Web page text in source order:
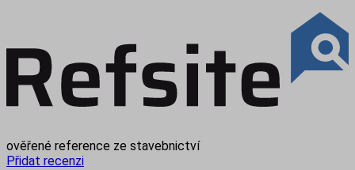
ověřené reference ze stavebnictví
Přidat recenzi